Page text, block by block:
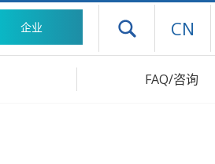
企业 打开抽屉菜单
CN
FAQ/咨询